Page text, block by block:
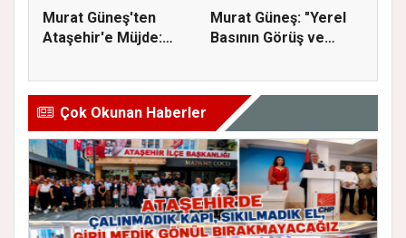
Murat Güneş'ten
Ataşehir'e Müjde:
Murat Güneş: "Yerel
Basının Görüş ve
Çok Okunan Haberler